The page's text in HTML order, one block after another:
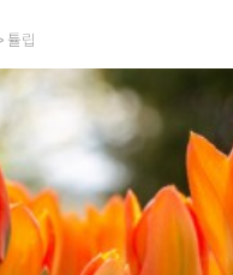
6 매발톱
접시꽃
튤립